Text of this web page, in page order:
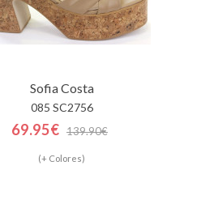
Sofia Costa
085 SC2756
69.95€ 139.90€
(+ Colores)